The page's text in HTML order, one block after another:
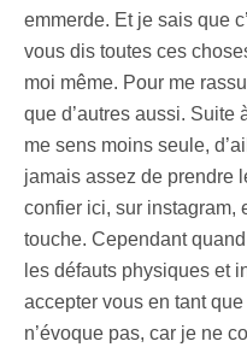
emmerde. Et je sais que
vous dis toutes ces
moi même. Pour me
que d’autres aussi. Suite
me sens moins seule,
jamais assez de prendre
confier ici, sur instagram,
touche. Cependant
les défauts physiques et
accepter vous en tant
n’évoque pas, car je ne